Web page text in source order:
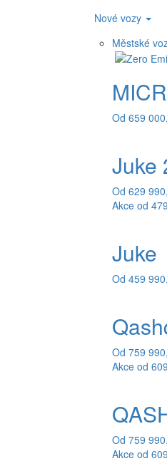
Nové vozy
Městské
Od 659
Juke
Od 629
Akce od
Juke
Od 459
Od 759
Akce od
Od 759
Akce od